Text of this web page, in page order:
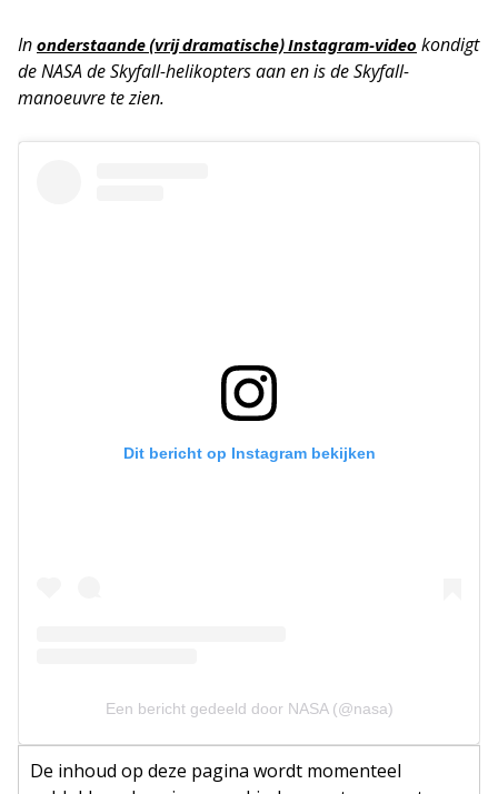
In onderstaande (vrij dramatische) Instagram-video kondigt
de NASA de Skyfall-helikopters aan en is de Skyfall-
manoeuvre te zien.
Dit bericht op Instagram bekijken
Een bericht gedeeld door NASA (@nasa)
De inhoud op deze pagina wordt momenteel